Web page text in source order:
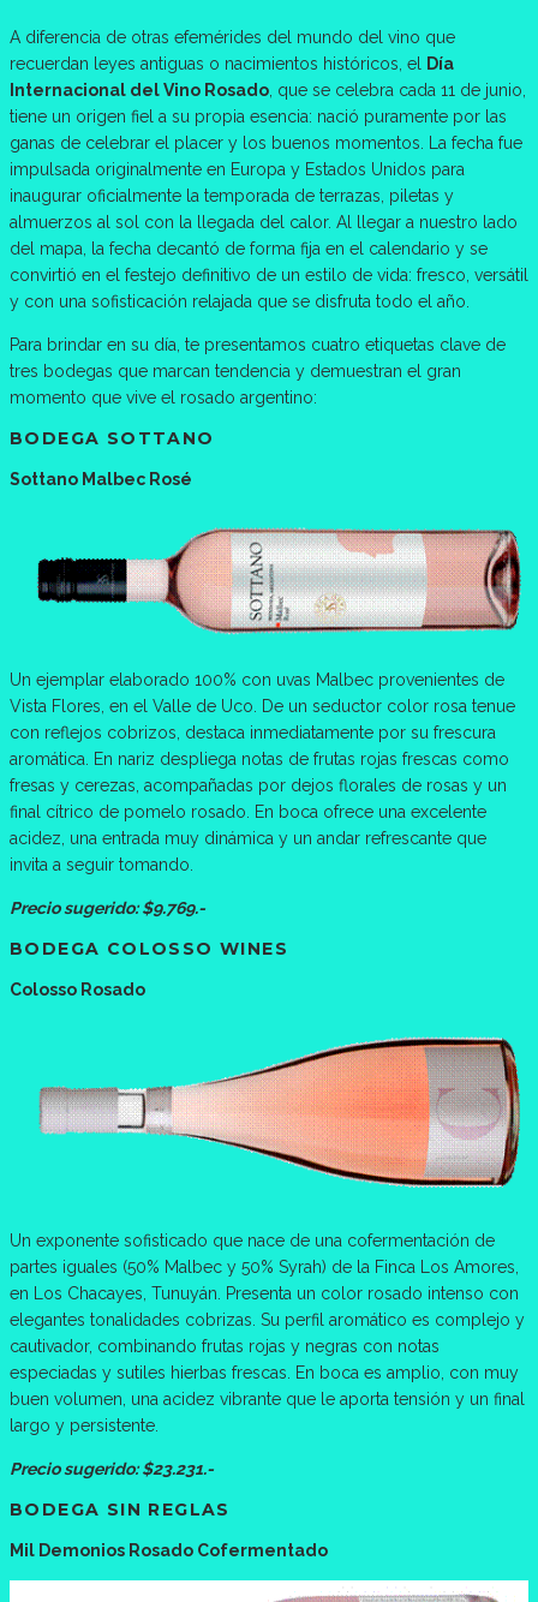
A diferencia de otras efemérides del mundo del vino que
recuerdan leyes antiguas o nacimientos históricos, el Día
Internacional del Vino Rosado , que se celebra cada 11 de junio,
tiene un origen fiel a su propia esencia: nació puramente por las
ganas de celebrar el placer y los buenos momentos. La fecha fue
impulsada originalmente en Europa y Estados Unidos para
inaugurar oficialmente la temporada de terrazas, piletas y
almuerzos al sol con la llegada del calor. Al llegar a nuestro lado
del mapa, la fecha decantó de forma fija en el calendario y se
convirtió en el festejo definitivo de un estilo de vida: fresco, versátil
y con una sofisticación relajada que se disfruta todo el año.
Para brindar en su día, te presentamos cuatro etiquetas clave de
tres bodegas que marcan tendencia y demuestran el gran
momento que vive el rosado argentino:
BODEGA SOTTANO
Sottano Malbec Rosé
Un ejemplar elaborado 100% con uvas Malbec provenientes de
Vista Flores, en el Valle de Uco. De un seductor color rosa tenue
con reflejos cobrizos, destaca inmediatamente por su frescura
aromática. En nariz despliega notas de frutas rojas frescas como
fresas y cerezas, acompañadas por dejos florales de rosas y un
final cítrico de pomelo rosado. En boca ofrece una excelente
acidez, una entrada muy dinámica y un andar refrescante que
invita a seguir tomando.
Precio sugerido: $9.769.-
BODEGA COLOSSO WINES
Colosso Rosado
Un exponente sofisticado que nace de una cofermentación de
partes iguales (50% Malbec y 50% Syrah) de la Finca Los Amores,
en Los Chacayes, Tunuyán. Presenta un color rosado intenso con
elegantes tonalidades cobrizas. Su perfil aromático es complejo y
cautivador, combinando frutas rojas y negras con notas
especiadas y sutiles hierbas frescas. En boca es amplio, con muy
buen volumen, una acidez vibrante que le aporta tensión y un final
largo y persistente.
Precio sugerido: $23.231.-
BODEGA SIN REGLAS
Mil Demonios Rosado Cofermentado